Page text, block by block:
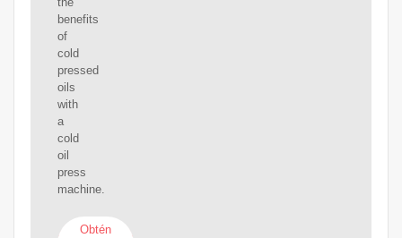
benefits
of
cold
pressed
oils
with
a
cold
oil
press
machine.
Obtén